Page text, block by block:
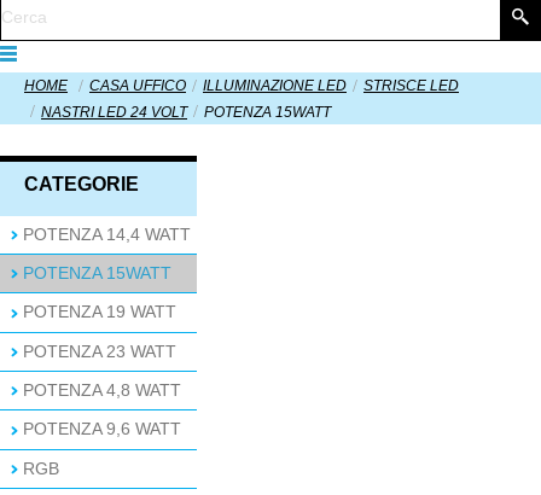
HOME CASA UFFICO ILLUMINAZIONE LED
STRISCE LED
NASTRI LED 24 VOLT
POTENZA 15WATT
CATEGORIE
POTENZA 14,4 WATT
POTENZA 15WATT
POTENZA 19 WATT
POTENZA 23 WATT
POTENZA 4,8 WATT
POTENZA 9,6 WATT
RGB